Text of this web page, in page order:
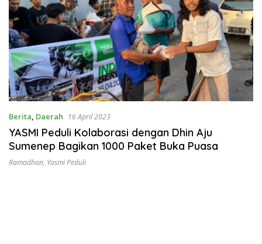
Berita, Daerah 16 April 2023
YASMI Peduli Kolaborasi dengan Dhin Aju
Sumenep Bagikan 1000 Paket Buka Puasa
Ramadhan, Yasmi Peduli